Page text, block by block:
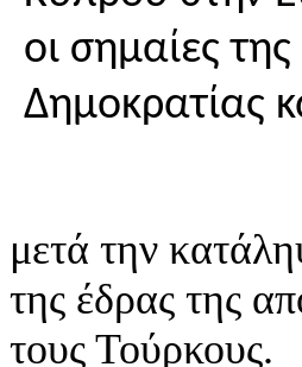
οι σημαίες
Δημοκρατίας
μετά την
της έδρας της
τους Τούρκους.